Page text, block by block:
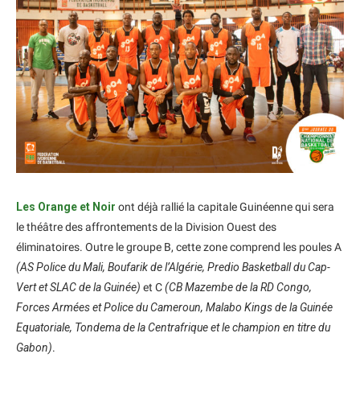
Les Orange et Noir ont déjà rallié la capitale Guinéenne qui sera
le théâtre des affrontements de la Division Ouest des
éliminatoires. Outre le groupe B, cette zone comprend les poules A
(AS Police du Mali, Boufarik de l’Algérie, Predio Basketball du Cap-
Vert et SLAC de la Guinée) et C(CB Mazembe de la RD Congo,
Forces Armées et Police du Cameroun, Malabo Kings de la Guinée
Equatoriale, Tondema de la Centrafrique et le champion en titre du
Gabon).